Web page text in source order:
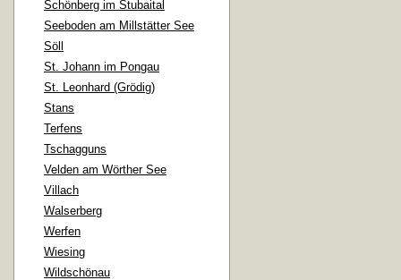
Schönberg im Stubaital
Seeboden am Millstätter See
Söll
St. Johann im Pongau
St. Leonhard (Grödig)
Stans
Terfens
Tschagguns
Velden am Wörther See
Villach
Walserberg
Werfen
Wiesing
Wildschönau